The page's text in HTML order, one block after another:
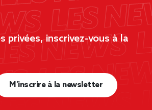
inscrivez-vous à la
M’inscrire à la newsletter